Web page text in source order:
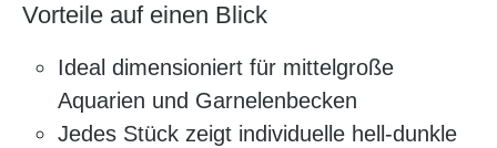
Vorteile auf einen Blick
Ideal dimensioniert für mittelgroße
Aquarien und Garnelenbecken
Jedes Stück zeigt individuelle hell-dunkle